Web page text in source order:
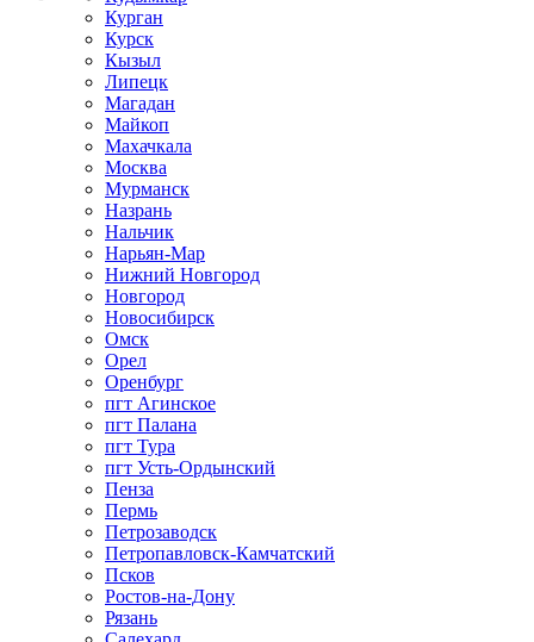
Курган
Курск
Кызыл
Липецк
Магадан
Майкоп
Махачкала
Москва
Мурманск
Назрань
Нальчик
Нарьян-Мар
Нижний Новгород
Новгород
Новосибирск
Омск
Орел
Оренбург
пгт Агинское
пгт Палана
пгт Тура
пгт Усть-Ордынский
Пенза
Пермь
Петрозаводск
Петропавловск-Камчатский
Псков
Ростов-на-Дону
Рязань